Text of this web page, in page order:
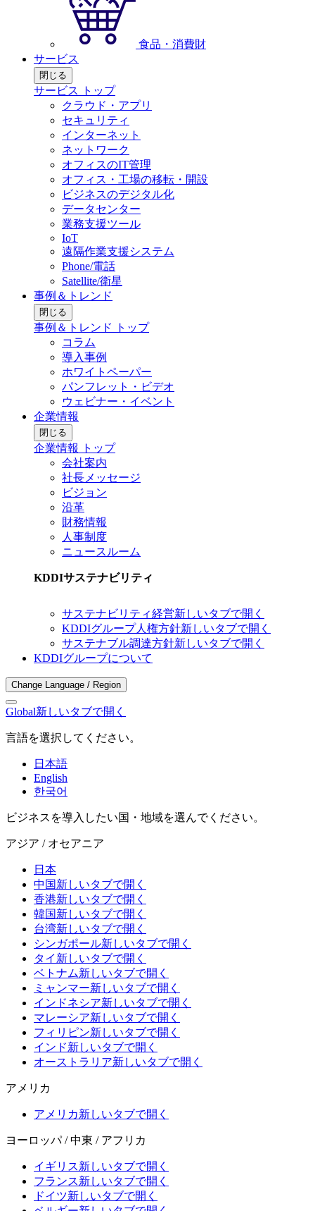
食品・消費財
サービス
閉じる
サービス トップ
クラウド・アプリ
セキュリティ
インターネット
ネットワーク
オフィスのIT管理
オフィス・工場の移転・開設
ビジネスのデジタル化
データセンター
業務支援ツール
IoT
遠隔作業支援システム
Phone/電話
Satellite/衛星
事例＆トレンド
閉じる
事例＆トレンド トップ
コラム
導入事例
ホワイトペーパー
パンフレット・ビデオ
ウェビナー・イベント
企業情報
閉じる
企業情報 トップ
会社案内
社長メッセージ
ビジョン
沿革
財務情報
人事制度
ニュースルーム
KDDIサステナビリティ
サステナビリティ経営新しいタブで開く
KDDIグループ人権方針新しいタブで開く
サステナブル調達方針新しいタブで開く
KDDIグループについて
Change Language / Region
Global新しいタブで開く
言語を選択してください。
日本語
English
한국어
ビジネスを導入したい国・地域を選んでください。
アジア / オセアニア
日本
中国新しいタブで開く
香港新しいタブで開く
韓国新しいタブで開く
台湾新しいタブで開く
シンガポール新しいタブで開く
タイ 新しいタブで開く
ベトナム新しいタブで開く
ミャンマー新しいタブで開く
インドネシア新しいタブで開く
マレーシア新しいタブで開く
フィリピン新しいタブで開く
インド新しいタブで開く
オーストラリア新しいタブで開く
アメリカ
アメリカ新しいタブで開く
ヨーロッパ / 中東 / アフリカ
イギリス新しいタブで開く
フランス新しいタブで開く
ドイツ新しいタブで開く